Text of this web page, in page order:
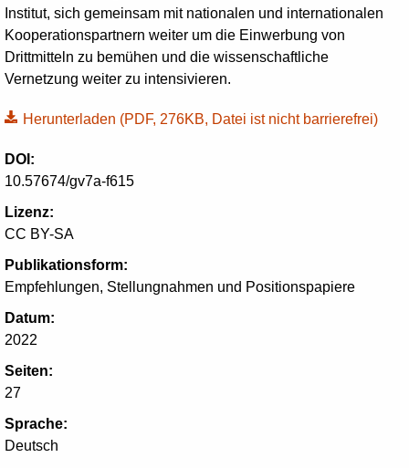
Institut, sich gemeinsam mit nationalen und internationalen
Kooperationspartnern weiter um die Einwerbung von
Drittmitteln zu bemühen und die wissenschaftliche
Vernetzung weiter zu intensivieren.
Herunterladen (PDF, 276KB, Datei ist nicht barrierefrei)
DOI:
10.57674/gv7a-f615
Lizenz:
CC BY-SA
Publikationsform:
Empfehlungen, Stellungnahmen und Positionspapiere
Datum:
2022
Seiten:
27
Sprache:
Deutsch